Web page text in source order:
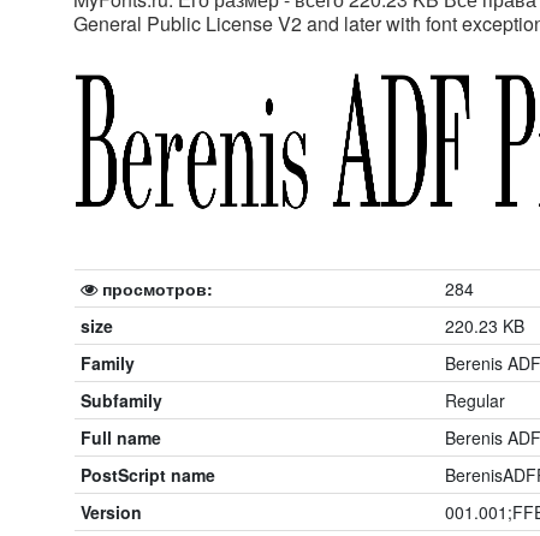
General Public License V2 and later with font
просмотров:
284
size
220.23 KB
Family
Berenis
Subfamily
Regular
Full name
Berenis
PostScript name
Version